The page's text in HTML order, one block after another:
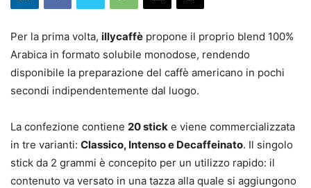
Per la prima volta, illycaffè propone il proprio blend 100%
Arabica in formato solubile monodose, rendendo
disponibile la preparazione del caffè americano in pochi
secondi indipendentemente dal luogo.
La confezione contiene 20 stick e viene commercializzata
in tre varianti: Classico, Intenso e Decaffeinato. Il singolo
stick da 2 grammi è concepito per un utilizzo rapido: il
contenuto va versato in una tazza alla quale si aggiungono